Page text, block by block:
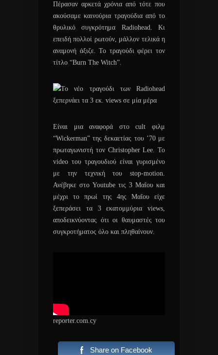
Πέρασαν αρκετά χρόνια από τότε που
ακούσαμε καινούρια τραγούδια από το
θρυλικό συγκρότημα Radiohead. Κι
επειδή πολλοί ρωτούν, μάλλον τελικά η
αναμονή άξιζε. Το τραγούδι φέρει τον
τίτλο “Burn The Witch”.
Είναι μια αναφορά στo cult φιλμ
“Wickerman” της δεκαετίας του ’70 με
πρωταγωνιστή τον Christopher Lee. Το
video του τραγουδιού είναι γυρισμένο
με την τεχνική του stop-motion.
Ανέβηκε στο Youtube τις 3 Μαΐου και
μέχρι το πρωί της 4ης Μαΐου είχε
ξεπεράσει τα 3 εκατομμύρια views,
αποδεικνύοντας ότι οι θαυμαστές του
συγκροτήματος όλο και πληθαίνουν.
reporter.com.cy
Share on Facebook